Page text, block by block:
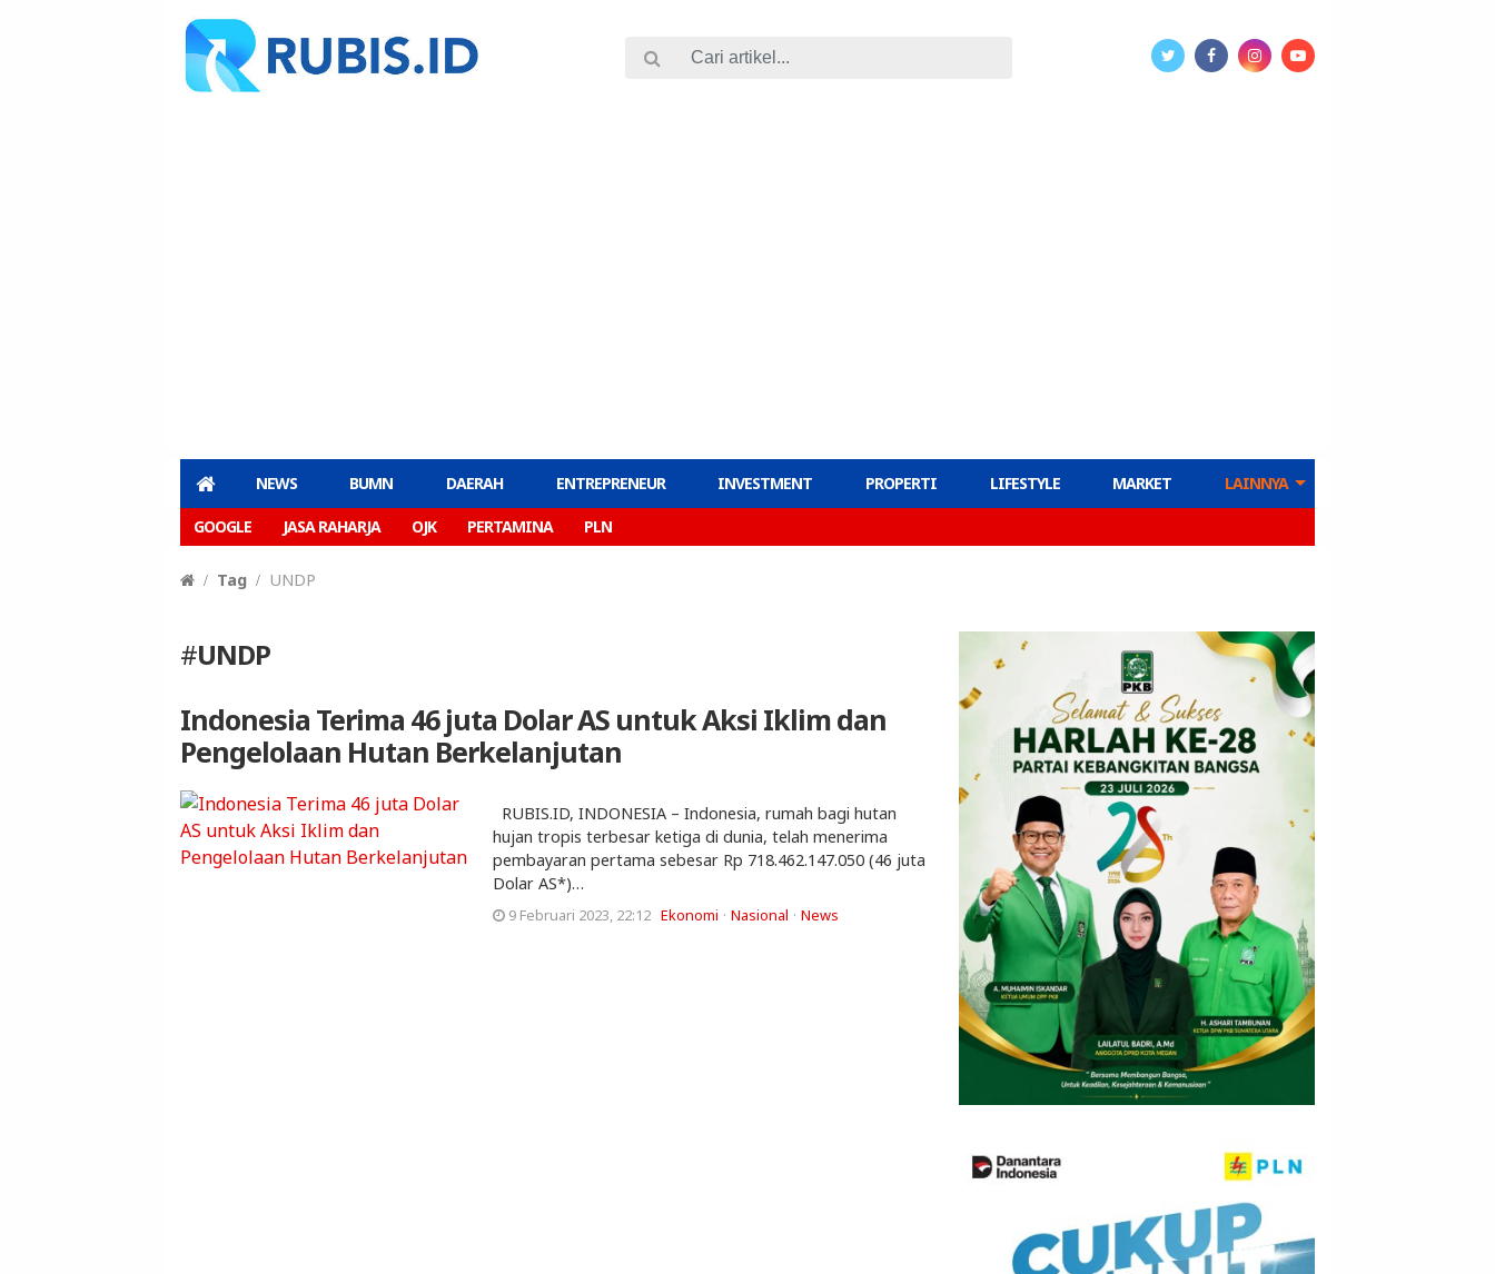
NEWS BUMN DAERAH ENTREPRENEUR INVESTMENT PROPERTI LIFESTYLE MARKET LAINNYA
GOOGLE JASA RAHARJA OJK PERTAMINA PLN
Tag UNDP
#UNDP
Indonesia Terima 46 juta Dolar AS untuk Aksi Iklim dan
Pengelolaan Hutan Berkelanjutan
RUBIS.ID, INDONESIA – Indonesia, rumah bagi hutan
hujan tropis terbesar ketiga di dunia, telah menerima
pembayaran pertama sebesar Rp 718.462.147.050 (46 juta
Dolar AS*)…
9 Februari 2023, 22:12 Ekonomi Nasional News